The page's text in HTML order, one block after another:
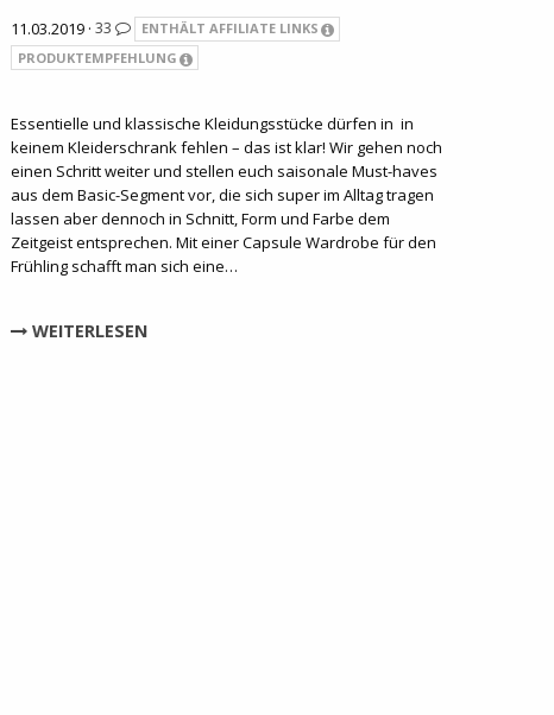
11.03.2019 · 33
ENTHÄLT AFFILIATE LINKS
PRODUKTEMPFEHLUNG
Essentielle und klassische Kleidungsstücke dürfen in in
keinem Kleiderschrank fehlen – das ist klar! Wir gehen noch
einen Schritt weiter und stellen euch saisonale Must-haves
aus dem Basic-Segment vor, die sich super im Alltag tragen
lassen aber dennoch in Schnitt, Form und Farbe dem
Zeitgeist entsprechen. Mit einer Capsule Wardrobe für den
Frühling schafft man sich eine…
WEITERLESEN